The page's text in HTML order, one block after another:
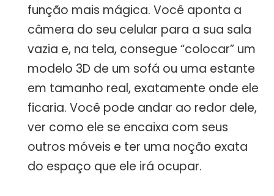
função mais mágica. Você aponta a
câmera do seu celular para a sua sala
vazia e, na tela, consegue “colocar” um
modelo 3D de um sofá ou uma estante
em tamanho real, exatamente onde ele
ficaria. Você pode andar ao redor dele,
ver como ele se encaixa com seus
outros móveis e ter uma noção exata
do espaço que ele irá ocupar.